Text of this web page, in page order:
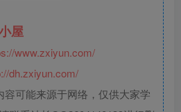
屋
www.zxiyun.com/
dh.zxiyun.com/
可能来源于网络，仅供大家学